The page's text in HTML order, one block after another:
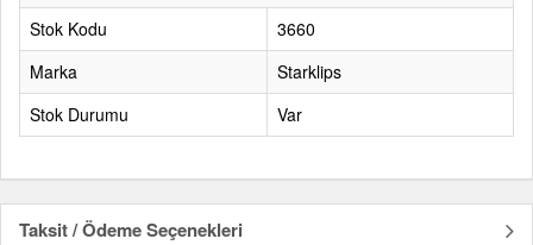
Stok Kodu
3660
Marka
Starklips
Stok Durumu
Var
Taksit / Ödeme Seçenekleri